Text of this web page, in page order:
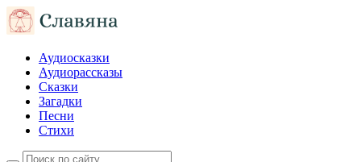
Аудиосказки
Аудиорассказы
Сказки
Загадки
Песни
Стихи